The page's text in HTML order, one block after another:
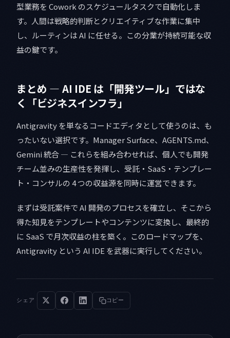
型業務を Cowork のスケジュールタスクで自動化しま
す。人間は戦略的判断とクリエイティブな作業に集中
し、ルーティンは AI に任せる。この分業が持続可能な収
益の鍵です。
まとめ — AI IDE は「開発ツール」ではな
く「ビジネスインフラ」
Antigravity を単なるコードエディタとして使うのは、も
ったいない選択です。Manager Surface、AGENTS.md、
Gemini 統合 — これらを組み合わせれば、個人でも開発
チーム並みの生産性を発揮し、受託・SaaS・テンプレー
ト・コンサルの 4 つの収益源を同時に運営できます。
まずは受託案件で AI 開発のプロセスを確立し、そこから
得た知見をテンプレートやコンテンツに変換し、最終的
に SaaS で月次収益の柱を築く。このロードマップを、
Antigravity という AI IDE を武器に実行してください。
シェア コピー